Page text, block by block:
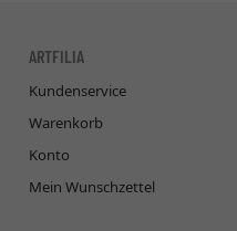
ARTFILIA
Kundenservice
Warenkorb
Konto
Mein Wunschzettel